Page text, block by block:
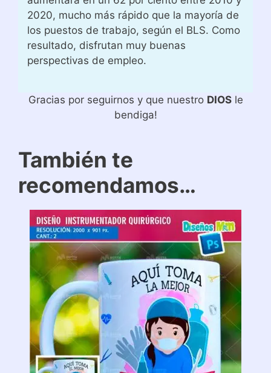
2020, mucho más rápido que la mayoría de
los puestos de trabajo, según el BLS. Como
resultado, disfrutan muy buenas
perspectivas de empleo.
Gracias por seguirnos y que nuestro DIOSle
bendiga!
También te
recomendamos…